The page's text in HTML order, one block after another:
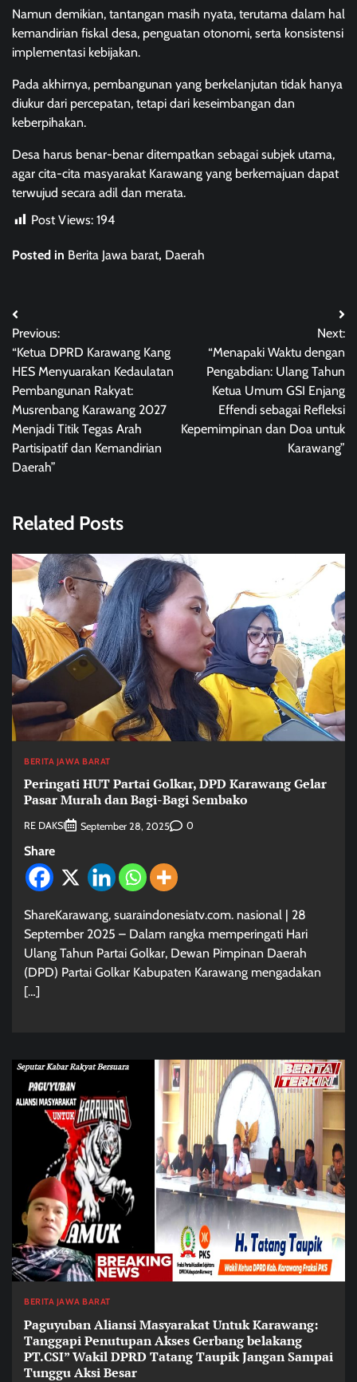
Namun demikian, tantangan masih nyata, terutama dalam hal
kemandirian fiskal desa, penguatan otonomi, serta konsistensi
implementasi kebijakan.
Pada akhirnya, pembangunan yang berkelanjutan tidak hanya
diukur dari percepatan, tetapi dari keseimbangan dan
keberpihakan.
Desa harus benar-benar ditempatkan sebagai subjek utama,
agar cita-cita masyarakat Karawang yang berkemajuan dapat
terwujud secara adil dan merata.
Post Views: 194
Posted in Berita Jawa barat, Daerah
Post
navigation
Previous:
“Ketua DPRD Karawang Kang
HES Menyuarakan Kedaulatan
Pembangunan Rakyat:
Musrenbang Karawang 2027
Menjadi Titik Tegas Arah
Partisipatif dan Kemandirian
Daerah”
Next:
“Menapaki Waktu dengan
Pengabdian: Ulang Tahun
Ketua Umum GSI Enjang
Effendi sebagai Refleksi
Kepemimpinan dan Doa untuk
Karawang”
Related Posts
BERITA JAWA BARAT
Peringati HUT Partai Golkar, DPD Karawang Gelar
Pasar Murah dan Bagi-Bagi Sembako
RE DAKSI September 28, 2025 0
Share
ShareKarawang, suaraindonesiatv.com. nasional | 28
September 2025 – Dalam rangka memperingati Hari
Ulang Tahun Partai Golkar, Dewan Pimpinan Daerah
(DPD) Partai Golkar Kabupaten Karawang mengadakan
[…]
BERITA JAWA BARAT
Paguyuban Aliansi Masyarakat Untuk Karawang:
Tanggapi Penutupan Akses Gerbang belakang
PT.CSI” Wakil DPRD Tatang Taupik Jangan Sampai
Tunggu Aksi Besar